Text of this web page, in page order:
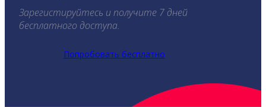
Зарегистируйтесь и получите 7 дней
бесплатного доступа.
Попробовать бесплатно